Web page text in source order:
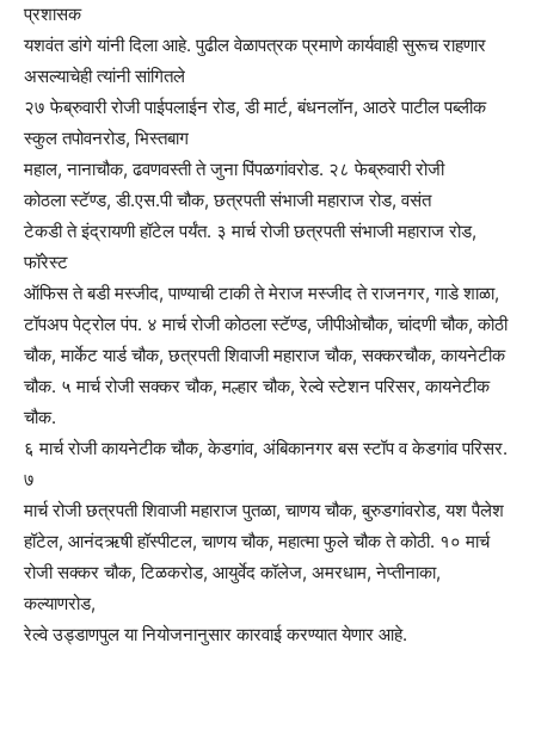
प्रशासक
यशवंत डांगे यांनी दिला आहे. पुढील वेळापत्रक प्रमाणे कार्यवाही सुरूच राहणार
असल्याचेही त्यांनी सांगितले
२७ फेब्रुवारी रोजी पाईपलाईन रोड, डी मार्ट, बंधनलॉन, आठरे पाटील पब्लीक
स्कुल तपोवनरोड, भिस्तबाग
महाल, नानाचौक, ढवणवस्ती ते जुना पिंपळगांवरोड. २८ फेब्रुवारी रोजी
कोठला स्टॅण्ड, डी.एस.पी चौक, छत्रपती संभाजी महाराज रोड, वसंत
टेकडी ते इंद्रायणी हॉटेल पर्यंत. ३ मार्च रोजी छत्रपती संभाजी महाराज रोड,
फॉरेस्ट
ऑफिस ते बडी मस्जीद, पाण्याची टाकी ते मेराज मस्जीद ते राजनगर, गाडे शाळा,
टॉपअप पेट्रोल पंप. ४ मार्च रोजी कोठला स्टॅण्ड, जीपीओचौक, चांदणी चौक, कोठी
चौक, मार्केट यार्ड चौक, छत्रपती शिवाजी महाराज चौक, सक्करचौक, कायनेटीक
चौक. ५ मार्च रोजी सक्कर चौक, मल्हार चौक, रेल्वे स्टेशन परिसर, कायनेटीक
चौक.
६ मार्च रोजी कायनेटीक चौक, केडगांव, अंबिकानगर बस स्टॉप व केडगांव परिसर.
७
मार्च रोजी छत्रपती शिवाजी महाराज पुतळा, चाणय चौक, बुरुडगांवरोड, यश पैलेश
हॉटेल, आनंदऋषी हॉस्पीटल, चाणय चौक, महात्मा फुले चौक ते कोठी. १० मार्च
रोजी सक्कर चौक, टिळकरोड, आयुर्वेद कॉलेज, अमरधाम, नेप्तीनाका,
कल्याणरोड,
रेल्वे उड्डाणपुल या नियोजनानुसार कारवाई करण्यात येणार आहे.